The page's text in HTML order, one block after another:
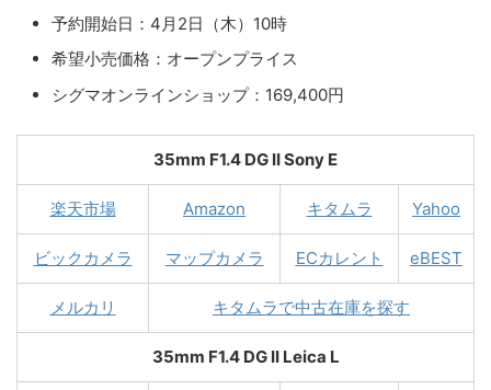
予約開始日：4月2日（木）10時
希望小売価格：オープンプライス
シグマオンラインショップ：169,400円
35mm F1.4 DG II Sony E
楽天市場 Amazon キタムラ Yahoo
ビックカメラ マップカメラ ECカレント eBEST
メルカリ キタムラで中古在庫を探す
35mm F1.4 DG II Leica L